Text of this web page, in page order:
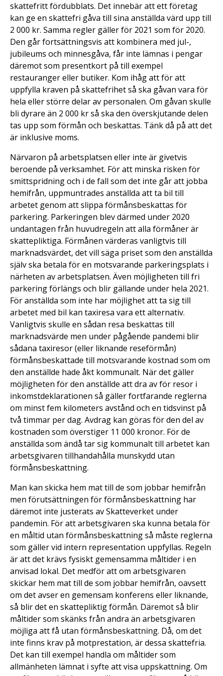
skattefritt fördubblats. Det innebär att ett företag
kan ge en skattefri gåva till sina anställda värd upp till
2 000 kr. Samma regler gäller för 2021 som för 2020.
Den går fortsättningsvis att kombinera med jul-,
jubileums och minnesgåva, får inte lämnas i pengar
däremot som presentkort på till exempel
restauranger eller butiker. Kom ihåg att för att
uppfylla kraven på skattefrihet så ska gåvan vara för
hela eller större delar av personalen. Om gåvan skulle
bli dyrare än 2 000 kr så ska den överskjutande delen
tas upp som förmån och beskattas. Tänk då på att det
är inklusive moms.
Närvaron på arbetsplatsen eller inte är givetvis
beroende på verksamhet. För att minska risken för
smittspridning och i de fall som det inte går att jobba
hemifrån, uppmuntrades anställda att ta bil till
arbetet genom att slippa förmånsbeskattas för
parkering. Parkeringen blev därmed under 2020
undantagen från huvudregeln att alla förmåner är
skattepliktiga. Förmånen värderas vanligtvis till
marknadsvärdet, det vill säga priset som den anställda
själv ska betala för en motsvarande parkeringsplats i
närheten av arbetsplatsen. Även möjligheten till fri
parkering förlängs och blir gällande under hela 2021.
För anställda som inte har möjlighet att ta sig till
arbetet med bil kan taxiresa vara ett alternativ.
Vanligtvis skulle en sådan resa beskattas till
marknadsvärde men under pågående pandemi blir
sådana taxiresor (eller liknande reseförmån)
förmånsbeskattade till motsvarande kostnad som om
den anställde hade åkt kommunalt. När det gäller
möjligheten för den anställde att dra av för resor i
inkomstdeklarationen så gäller fortfarande reglerna
om minst fem kilometers avstånd och en tidsvinst på
två timmar per dag. Avdrag kan göras för den del av
kostnaden som överstiger 11 000 kronor. För de
anställda som ändå tar sig kommunalt till arbetet kan
arbetsgivaren tillhandahålla munskydd utan
förmånsbeskattning.
Man kan skicka hem mat till de som jobbar hemifrån
men förutsättningen för förmånsbeskattning har
däremot inte justerats av Skatteverket under
pandemin. För att arbetsgivaren ska kunna betala för
en måltid utan förmånsbeskattning så måste reglerna
som gäller vid intern representation uppfyllas. Regeln
är att det krävs fysiskt gemensamma måltider i en
anvisad lokal. Det medför att om arbetsgivaren
skickar hem mat till de som jobbar hemifrån, oavsett
om det avser en gemensam konferens eller liknande,
så blir det en skattepliktig förmån. Däremot så blir
måltider som skänks från andra än arbetsgivaren
möjliga att få utan förmånsbeskattning. Då, om det
inte finns krav på motprestation, är dessa skattefria.
Det kan till exempel handla om måltider som
allmänheten lämnat i syfte att visa uppskattning. Om